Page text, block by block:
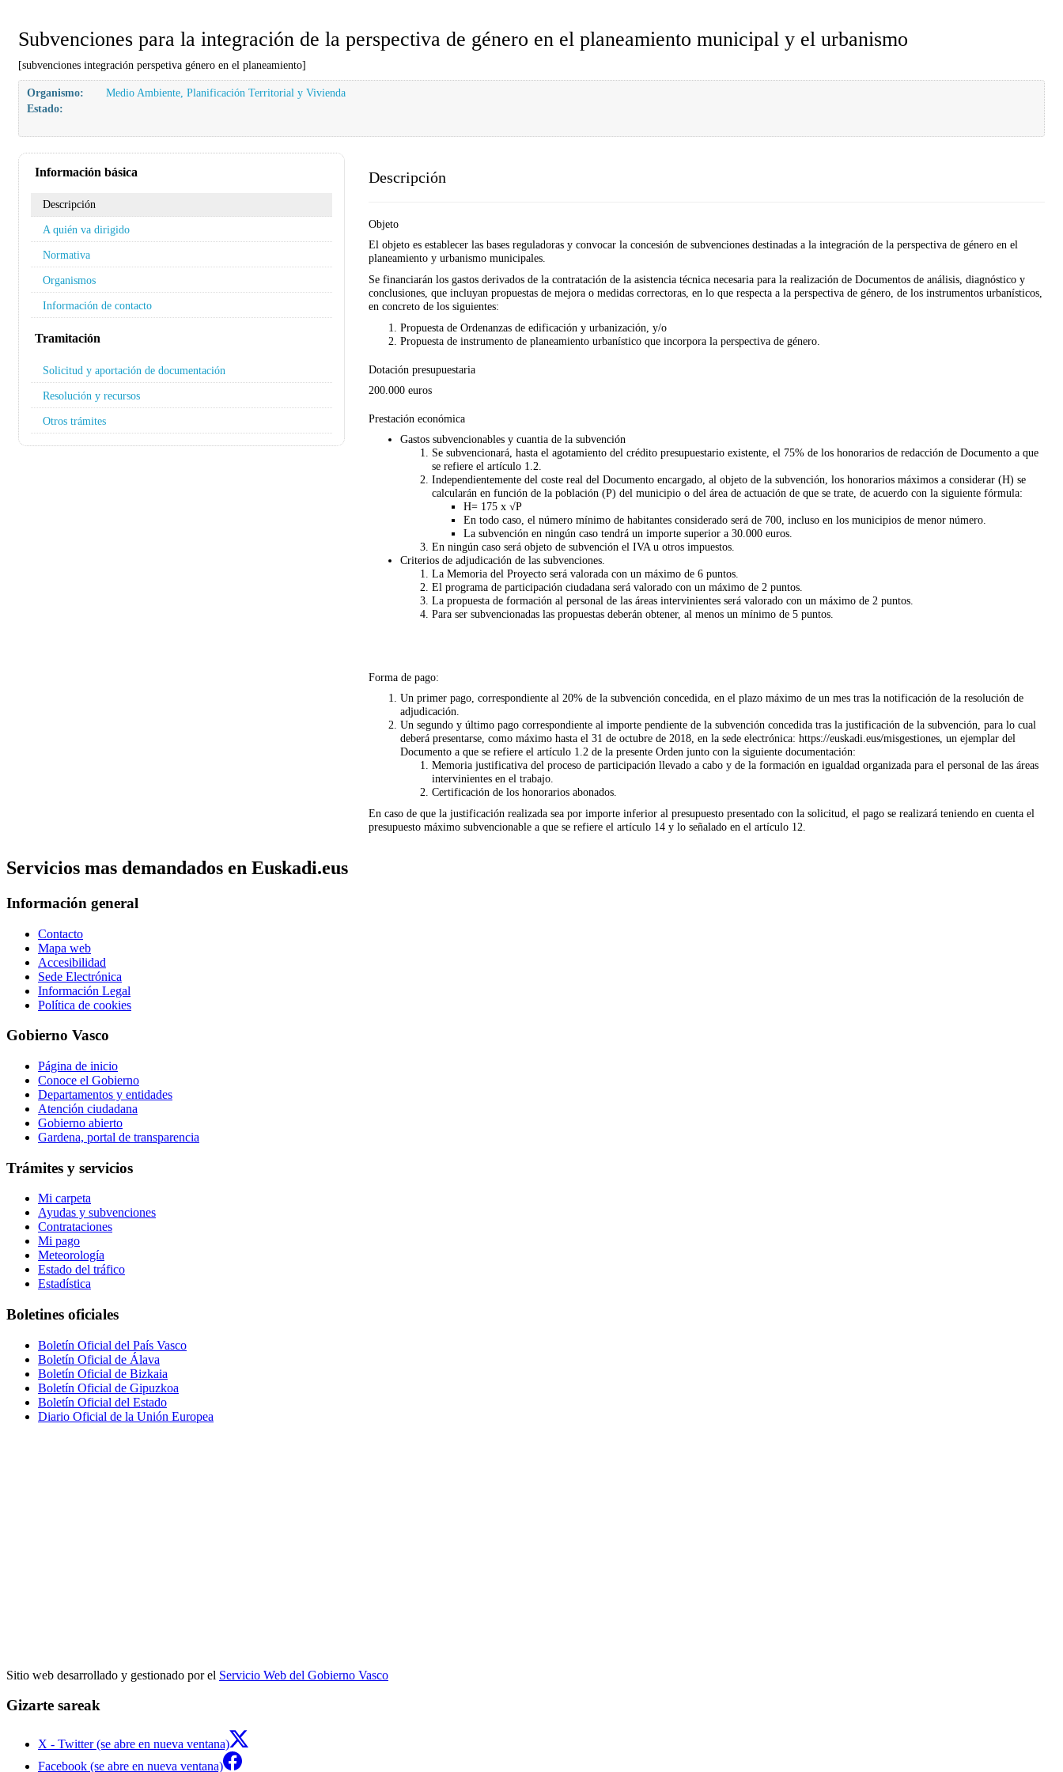
Subvenciones para la integración de la perspectiva de género en el planeamiento municipal y el urbanismo
[subvenciones integración perspetiva género en el planeamiento]
Organismo:
Medio Ambiente, Planificación Territorial y Vivienda
Estado:
Información básica
Descripción
A quién va dirigido
Normativa
Organismos
Información de contacto
Tramitación
Solicitud y aportación de documentación
Resolución y recursos
Otros trámites
Descripción
Objeto
El objeto es establecer las bases reguladoras y convocar la concesión de subvenciones destinadas a la integración de la perspectiva de género en el
planeamiento y urbanismo municipales.
Se financiarán los gastos derivados de la contratación de la asistencia técnica necesaria para la realización de Documentos de análisis, diagnóstico y
conclusiones, que incluyan propuestas de mejora o medidas correctoras, en lo que respecta a la perspectiva de género, de los instrumentos urbanísticos,
en concreto de los siguientes:
Propuesta de Ordenanzas de edificación y urbanización, y/o
Propuesta de instrumento de planeamiento urbanístico que incorpora la perspectiva de género.
Dotación presupuestaria
200.000 euros
Prestación económica
Gastos subvencionables y cuantia de la subvención
Se subvencionará, hasta el agotamiento del crédito presupuestario existente, el 75% de los honorarios de redacción de Documento a que
se refiere el artículo 1.2.
Independientemente del coste real del Documento encargado, al objeto de la subvención, los honorarios máximos a considerar (H) se
calcularán en función de la población (P) del municipio o del área de actuación de que se trate, de acuerdo con la siguiente fórmula:
H= 175 x √P
En todo caso, el número mínimo de habitantes considerado será de 700, incluso en los municipios de menor número.
La subvención en ningún caso tendrá un importe superior a 30.000 euros.
En ningún caso será objeto de subvención el IVA u otros impuestos.
Criterios de adjudicación de las subvenciones.
La Memoria del Proyecto será valorada con un máximo de 6 puntos.
El programa de participación ciudadana será valorado con un máximo de 2 puntos.
La propuesta de formación al personal de las áreas intervinientes será valorado con un máximo de 2 puntos.
Para ser subvencionadas las propuestas deberán obtener, al menos un mínimo de 5 puntos.
Forma de pago:
Un primer pago, correspondiente al 20% de la subvención concedida, en el plazo máximo de un mes tras la notificación de la resolución de
adjudicación.
Un segundo y último pago correspondiente al importe pendiente de la subvención concedida tras la justificación de la subvención, para lo cual
deberá presentarse, como máximo hasta el 31 de octubre de 2018, en la sede electrónica: https://euskadi.eus/misgestiones, un ejemplar del
Documento a que se refiere el artículo 1.2 de la presente Orden junto con la siguiente documentación:
Memoria justificativa del proceso de participación llevado a cabo y de la formación en igualdad organizada para el personal de las áreas
intervinientes en el trabajo.
Certificación de los honorarios abonados.
En caso de que la justificación realizada sea por importe inferior al presupuesto presentado con la solicitud, el pago se realizará teniendo en cuenta el
presupuesto máximo subvencionable a que se refiere el artículo 14 y lo señalado en el artículo 12.
Servicios mas demandados en Euskadi.eus
Información general
Contacto
Mapa web
Accesibilidad
Sede Electrónica
Información Legal
Política de cookies
Gobierno Vasco
Página de inicio
Conoce el Gobierno
Departamentos y entidades
Atención ciudadana
Gobierno abierto
Gardena, portal de transparencia
Trámites y servicios
Mi carpeta
Ayudas y subvenciones
Contrataciones
Mi pago
Meteorología
Estado del tráfico
Estadística
Boletines oficiales
Boletín Oficial del País Vasco
Boletín Oficial de Álava
Boletín Oficial de Bizkaia
Boletín Oficial de Gipuzkoa
Boletín Oficial del Estado
Diario Oficial de la Unión Europea
Sitio web desarrollado y gestionado por el Servicio Web del Gobierno Vasco
Gizarte sareak
X - Twitter (se abre en nueva ventana)
Facebook (se abre en nueva ventana)